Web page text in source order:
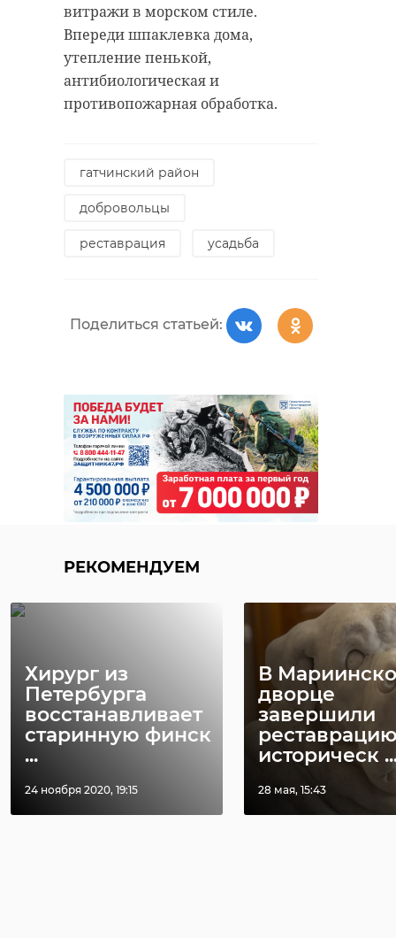
витражи в морском стиле.
Впереди шпаклевка дома,
утепление пенькой,
антибиологическая и
противопожарная обработка.
гатчинский район
добровольцы
реставрация усадьба
Поделиться статьей:
РЕКОМЕНДУЕМ
Хирург из
Петербурга
восстанавливает
старинную финск
...
24 ноября 2020, 19:15
В
дворце
завершили
историческ
28 мая, 15:43